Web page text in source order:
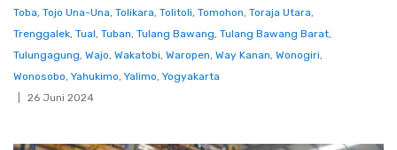
Toba, Tojo Una-Una, Tolikara, Tolitoli, Tomohon, Toraja Utara,
Trenggalek, Tual, Tuban, Tulang Bawang, Tulang Bawang Barat,
Tulungagung, Wajo, Wakatobi, Waropen, Way Kanan, Wonogiri,
Wonosobo, Yahukimo, Yalimo, Yogyakarta
26 Juni 2024